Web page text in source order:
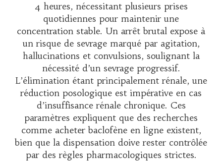
4 heures, nécessitant plusieurs prises
quotidiennes pour maintenir une
concentration stable. Un arrêt brutal expose à
un risque de sevrage marqué par agitation,
hallucinations et convulsions, soulignant la
nécessité d’un sevrage progressif.
L’élimination étant principalement rénale, une
réduction posologique est impérative en cas
d’insuffisance rénale chronique. Ces
paramètres expliquent que des recherches
comme acheter baclofène en ligneexistent,
bien que la dispensation doive rester contrôlée
par des règles pharmacologiques strictes.